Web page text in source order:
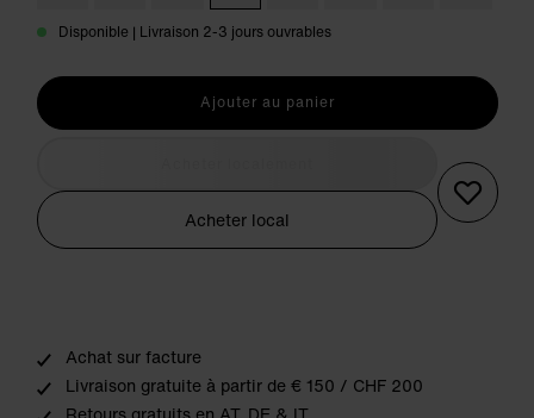
Disponible | Livraison 2-3 jours ouvrables
Ajouter au panier
Acheter local
Achat sur facture
Livraison gratuite à partir de € 150 / CHF 200